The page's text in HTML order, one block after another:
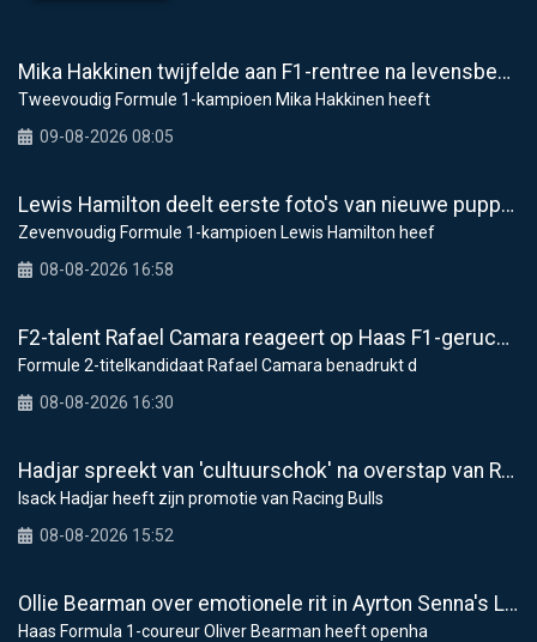
Mika Hakkinen twijfelde aan F1-rentree na levensbedreigende crash in 1995
Tweevoudig Formule 1-kampioen Mika Hakkinen heeft
09-08-2026 08:05
Lewis Hamilton deelt eerste foto's van nieuwe puppy Halo
Zevenvoudig Formule 1-kampioen Lewis Hamilton heef
08-08-2026 16:58
F2-talent Rafael Camara reageert op Haas F1-geruchten voor 2027
Formule 2-titelkandidaat Rafael Camara benadrukt d
08-08-2026 16:30
Hadjar spreekt van 'cultuurschok' na overstap van Racing Bulls naar Red Bull
Isack Hadjar heeft zijn promotie van Racing Bulls
08-08-2026 15:52
Ollie Bearman over emotionele rit in Ayrton Senna's Lotus F1: "Heel krachtig moment"
Haas Formula 1-coureur Oliver Bearman heeft openha